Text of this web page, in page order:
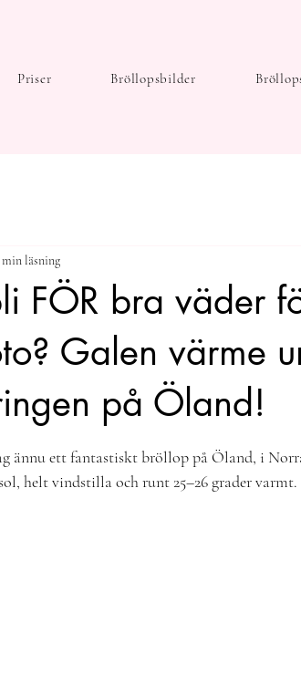
Priser Bröllopsbilder
FÖR bra väder
Galen värme
på Öland!
min läsning
ännu ett fantastiskt bröllop på Öland, i
helt vindstilla och runt 25–26 grader